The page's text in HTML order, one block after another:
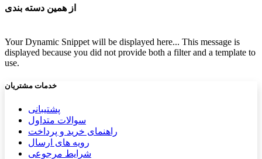
از همین دسته بندی
Your Dynamic Snippet will be displayed here... This message is
displayed because you did not provide both a filter and a template to
use.
خدمات مشتریان
پشتیب​​انی
سوالات متداول
راهنمای خرید و پرداخت
رویه های ارسال
شرایط مرجوعی